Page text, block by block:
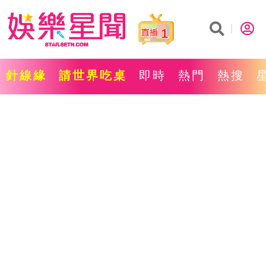
1
針線緣 請世界吃桌 即時 熱門 熱搜